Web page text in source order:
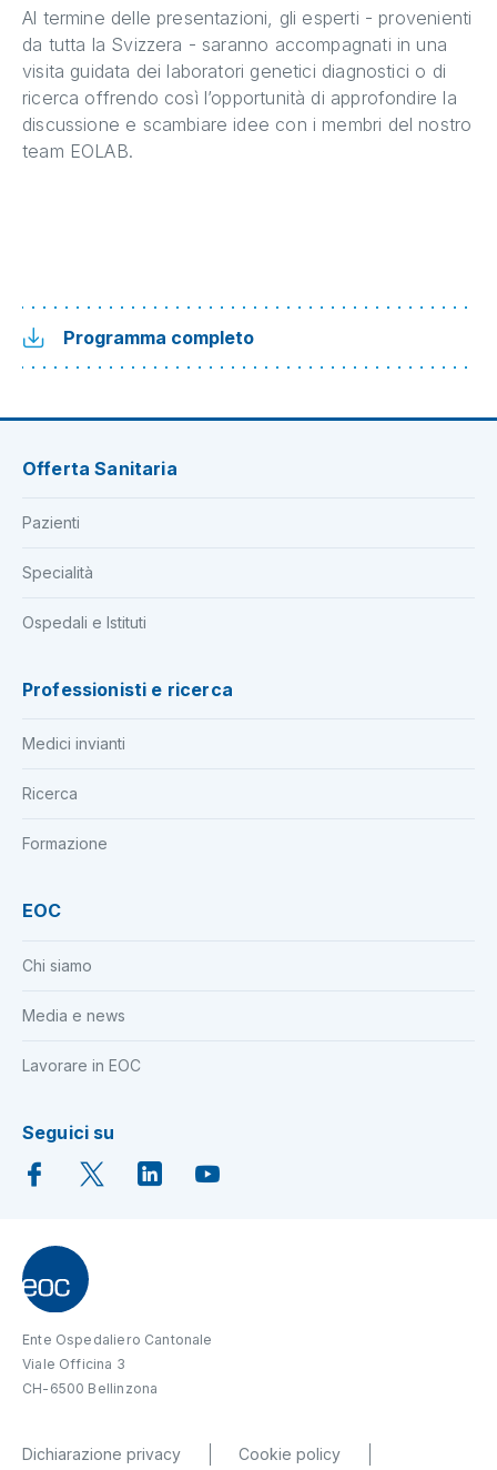
Al termine delle presentazioni, gli esperti - provenienti
da tutta la Svizzera - saranno accompagnati in una
visita guidata dei laboratori genetici diagnostici o di
ricerca offrendo così l’opportunità di approfondire la
discussione e scambiare idee con i membri del nostro
team EOLAB.
Programma completo
Offerta Sanitaria
Pazienti
Specialità
Ospedali e Istituti
Professionisti e ricerca
Medici invianti
Ricerca
Formazione
EOC
Chi siamo
Media e news
Lavorare in EOC
Seguici su
Ente Ospedaliero Cantonale
Viale Officina 3
CH-6500 Bellinzona
Dichiarazione privacy Cookie policy